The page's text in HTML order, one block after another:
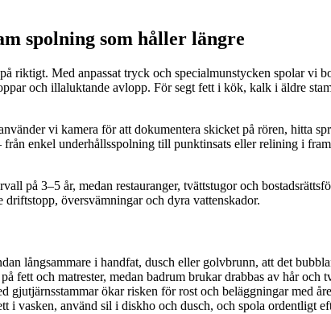
spolning som håller längre
riktigt. Med anpassat tryck och specialmunstycken spolar vi
och illaluktande avlopp. För segt fett i kök, kalk i äldre
vi kamera för att dokumentera skicket på rören, hitta
enkel underhållsspolning till punktinsats eller relining i
på 3–5 år, medan restauranger, tvättstugor och
driftstopp, översvämningar och dyra vattenskador.
långsammare i handfat, dusch eller golvbrunn, att det
fett och matrester, medan badrum brukar drabbas av hår och
ökar risken för rost och beläggningar med
i vasken, använd sil i diskho och dusch, och spola ordentligt